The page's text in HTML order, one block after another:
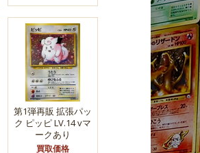
第1弾再販 拡張パッ
ク ピッピ LV.14 vマ
ークあり
買取価格